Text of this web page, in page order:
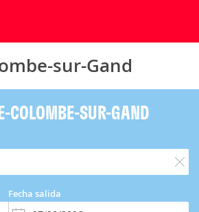
sur-Gand
COLOMBE-SUR-GAND
Fecha salida